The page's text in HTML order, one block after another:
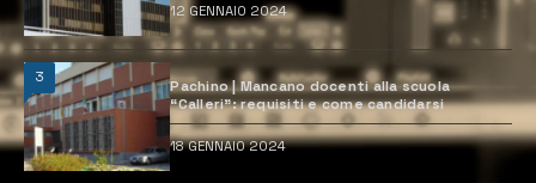
12 GENNAIO 2024
3
Pachino | Mancano docenti alla scuola
“Calleri”: requisiti e come candidarsi
18 GENNAIO 2024